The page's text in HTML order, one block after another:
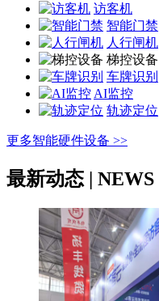
访客机
智能门禁
人行闸机
梯控设备
车牌识别
AI监控
轨迹定位
更多智能硬件设备 >>
最新动态 | NEWS